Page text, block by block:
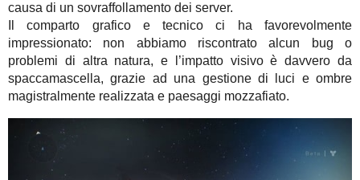
causa di un sovraffollamento dei server.
Il comparto grafico e tecnico ci ha favorevolmente
impressionato: non abbiamo riscontrato alcun bug o
problemi di altra natura, e l’impatto visivo è davvero da
spaccamascella, grazie ad una gestione di luci e ombre
magistralmente realizzata e paesaggi mozzafiato.